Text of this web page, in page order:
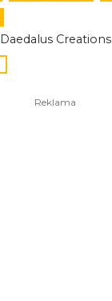
Daedalus Creations